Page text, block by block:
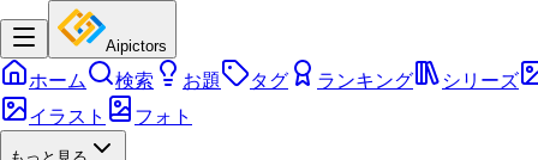
Aipictors
ホーム 検索 お題 タグ ランキング
シリーズ
イラスト
フォト